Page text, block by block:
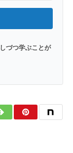
づつ学ぶことが